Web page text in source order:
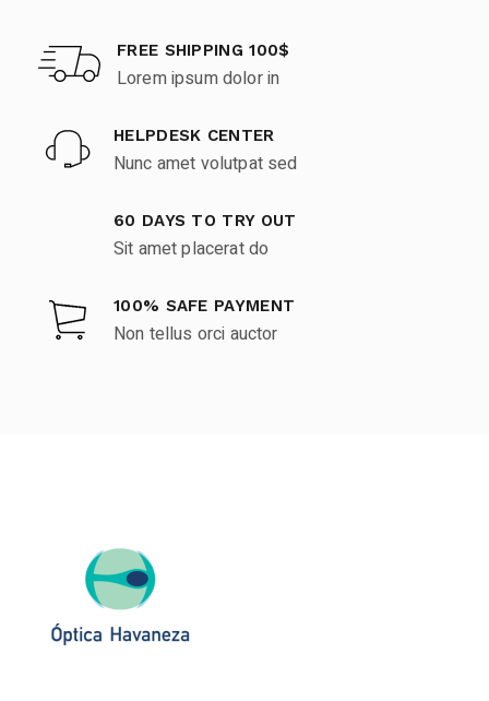
FREE SHIPPING 100$
Lorem ipsum dolor in
HELPDESK CENTER
Nunc amet volutpat sed
60 DAYS TO TRY OUT
Sit amet placerat do
100% SAFE PAYMENT
Non tellus orci auctor